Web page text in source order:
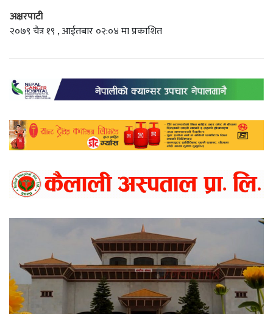
अक्षरपाटी
२०७९ चैत्र १९ , आईतबार ०२:०४ मा प्रकाशित